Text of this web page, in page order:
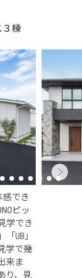
３棟
感でき
ピッ
学でき
UB」
学で幾
来ま
り、見